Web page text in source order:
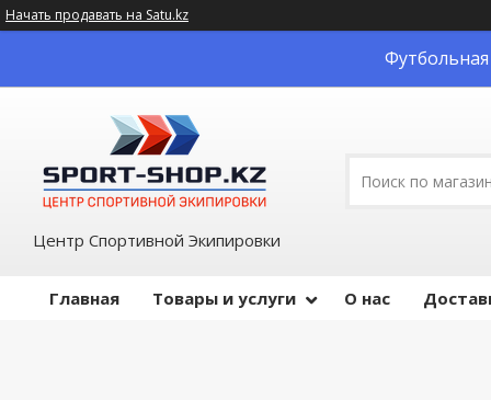
Начать продавать на Satu.kz
Футбольная
Центр Спортивной Экипировки
Главная Товары и услуги О нас